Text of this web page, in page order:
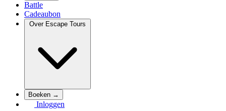
Battle
Cadeaubon
Over Escape Tours
Boeken →
Inloggen